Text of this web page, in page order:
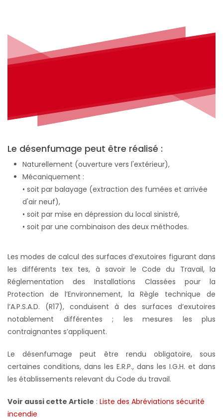
Le désenfumage peut être réalisé :
Naturellement (ouverture vers l'extérieur),
Mécaniquement :
• soit par balayage (extraction des fumées et arrivée
d'air neuf),
• soit par mise en dépression du local sinistré,
• soit par une combinaison des deux méthodes.
Les modes de calcul des surfaces d’exutoires figurant dans
les différents tex tes, à savoir le Code du Travail, la
Réglementation des Installations Classées pour la
Protection de l’Environnement, la Règle technique de
l’A.P.S.A.D. (R17), conduisent à des surfaces d’exutoires
notablement différentes ; les mesures les plus
contraignantes s’appliquent.
Le désenfumage peut être rendu obligatoire, sous
certaines conditions, dans les E.R.P., dans les I.G.H. et dans
les établissements relevant du Code du travail.
Voir aussi cette Article : Liste des Abréviations sécurité
incendie